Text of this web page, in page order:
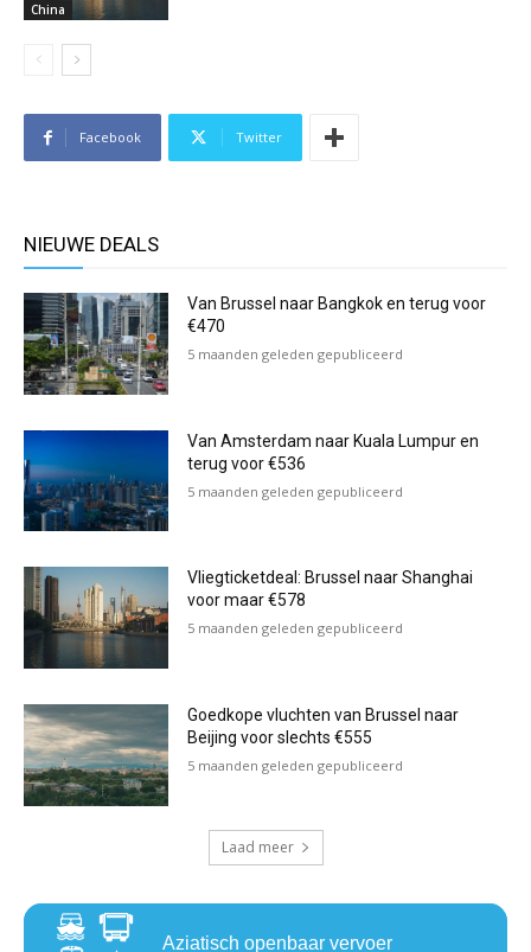
China
Facebook Twitter
NIEUWE DEALS
Van Brussel naar Bangkok en terug voor
€470
5 maanden geleden gepubliceerd
Van Amsterdam naar Kuala Lumpur en
terug voor €536
5 maanden geleden gepubliceerd
Vliegticketdeal: Brussel naar Shanghai
voor maar €578
5 maanden geleden gepubliceerd
Goedkope vluchten van Brussel naar
Beijing voor slechts €555
5 maanden geleden gepubliceerd
Laad meer
Aziatisch openbaar vervoer